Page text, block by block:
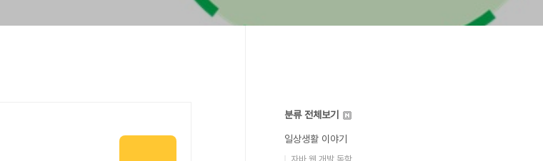
분류 전체보기
일상생활 이야기